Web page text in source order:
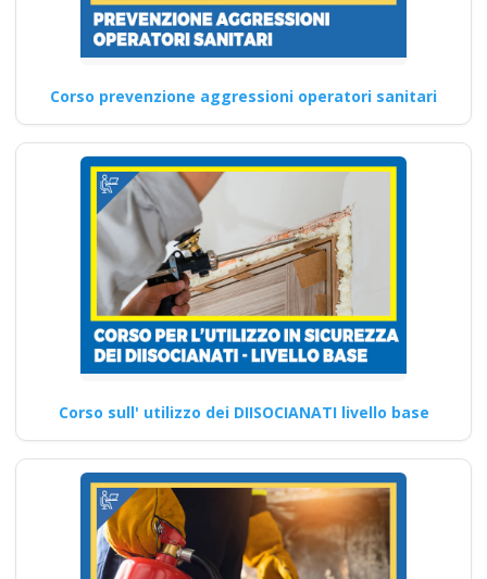
Corso prevenzione aggressioni operatori sanitari
Corso sull' utilizzo dei DIISOCIANATI livello base